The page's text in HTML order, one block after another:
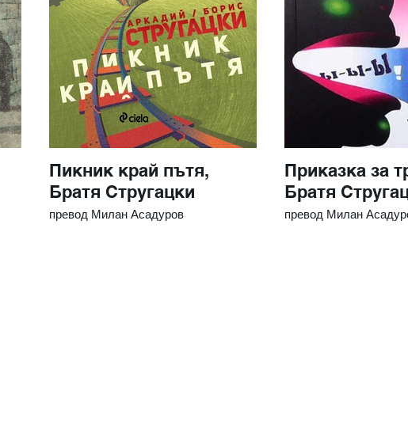
Пикник край пътя,
Братя Стругацки
превод Милан Асадуров
Приказка за
Братя
превод Милан